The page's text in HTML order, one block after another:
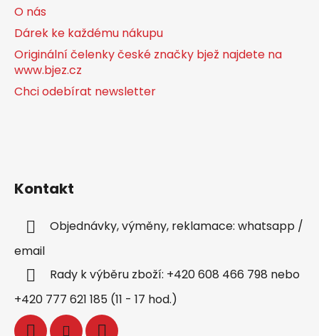
O nás
Dárek ke každému nákupu
Originální čelenky české značky bjež najdete na
www.bjez.cz
Chci odebírat newsletter
Kontakt
Objednávky, výměny, reklamace: whatsapp /
email
Rady k výběru zboží: +420 608 466 798 nebo
+420 777 621 185 (11 - 17 hod.)